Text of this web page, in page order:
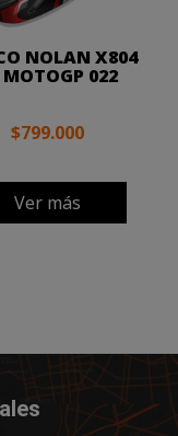
NOLAN X804
MOTOGP 022
$799.000
Ver más